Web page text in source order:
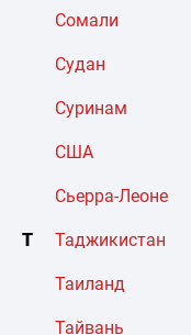
Сомали
Судан
Суринам
США
Сьерра-Леоне
Т Таджикистан
Таиланд
Тайвань